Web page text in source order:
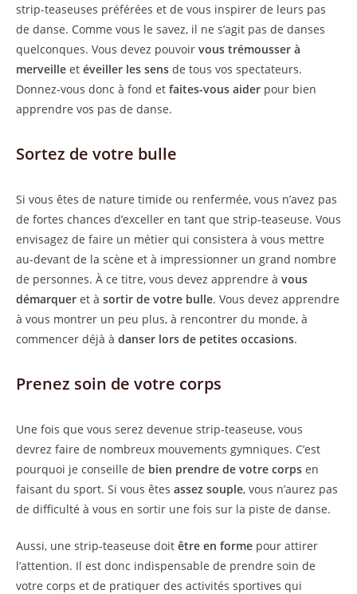
strip-teaseuses préférées et de vous inspirer de leurs pas
de danse. Comme vous le savez, il ne s’agit pas de danses
quelconques. Vous devez pouvoir vous trémousser à
merveille et éveiller les sens de tous vos spectateurs.
Donnez-vous donc à fond et faites-vous aider pour bien
apprendre vos pas de danse.
Sortez de votre bulle
Si vous êtes de nature timide ou renfermée, vous n’avez pas
de fortes chances d’exceller en tant que strip-teaseuse. Vous
envisagez de faire un métier qui consistera à vous mettre
au-devant de la scène et à impressionner un grand nombre
de personnes. À ce titre, vous devez apprendre à vous
démarquer et à sortir de votre bulle. Vous devez apprendre
à vous montrer un peu plus, à rencontrer du monde, à
commencer déjà à danser lors de petites occasions.
Prenez soin de votre corps
Une fois que vous serez devenue strip-teaseuse, vous
devrez faire de nombreux mouvements gymniques. C’est
pourquoi je conseille de bien prendre de votre corps en
faisant du sport. Si vous êtes assez souple, vous n’aurez pas
de difficulté à vous en sortir une fois sur la piste de danse.
Aussi, une strip-teaseuse doit être en forme pour attirer
l’attention. Il est donc indispensable de prendre soin de
votre corps et de pratiquer des activités sportives qui